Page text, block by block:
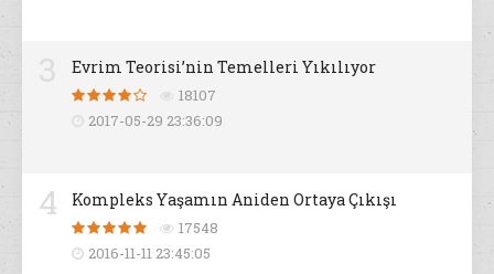
Evrim Teorisi’nin Temelleri Yıkılıyor
18107
2017-05-29 23:36:09
4 Kompleks Yaşamın Aniden Ortaya Çıkışı
17548
2016-11-11 23:45:05